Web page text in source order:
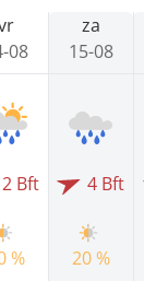
08
2 Bft
%
za
15-08
4 Bft
20 %